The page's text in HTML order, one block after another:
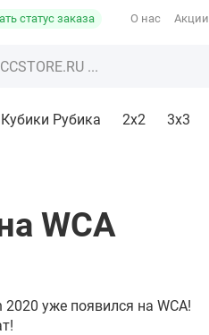
статус заказа О нас Акции
Кубики Рубика 2x2 3х3
WCA
уже появился на WCA!